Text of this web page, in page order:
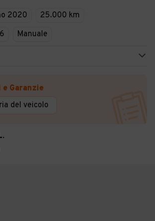
2020
25.000 km
Manuale
Garanzie
del veicolo